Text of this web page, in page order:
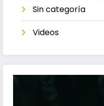
Sin categoría
Videos